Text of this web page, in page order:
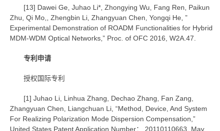
[13] Dawei Ge, Juhao Li*, Zhongying Wu, Fang Ren, Paikun
Zhu, Qi Mo,, Zhengbin Li, Zhangyuan Chen, Yongqi He, ”
Experimental Demonstration of ROADM Functionalities for Hybrid
MDM-WDM Optical Networks,” Proc. of OFC 2016, W2A.47.
专利申请
授权国际专利
[1] Juhao Li, Linhua Zhang, Dechao Zhang, Fan Zang,
Zhangyuan Chen, Liangchuan Li, “Method, Device, And System
For Realizing Polarization Mode Dispersion Compensation,”
United States Patent Application Number： 20110110663, May